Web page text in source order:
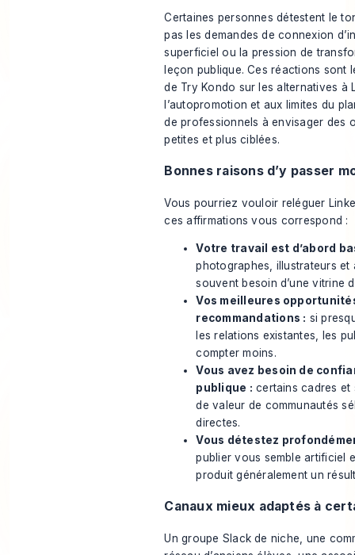
Certaines personnes détestent le
pas les demandes de connexion
superficiel ou la pression de
leçon publique. Ces réactions sont
de Try Kondo sur les alternatives à
l’autopromotion et aux limites du
de professionnels à envisager des
petites et plus ciblées.
Bonnes raisons d’y passer
Vous pourriez vouloir reléguer
ces affirmations vous correspond :
Votre travail est d’abord
photographes, illustrateurs
souvent besoin d’une vitrine
Vos meilleures
recommandations : si
les relations existantes, les
compter moins.
Vous avez besoin de
publique : certains cadres et
de valeur de communautés
directes.
Vous détestez
publier vous semble artificiel
produit généralement un
Canaux mieux adaptés à
Un groupe Slack de niche, une